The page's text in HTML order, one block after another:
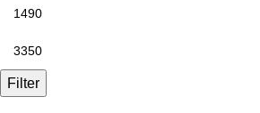
Filter